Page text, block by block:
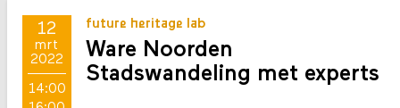
12
mrt
2022
14:00
future heritage lab
Ware Noorden
Stadswandeling met experts